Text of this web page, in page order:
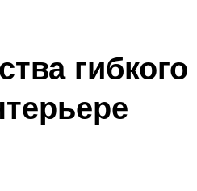
гибкого